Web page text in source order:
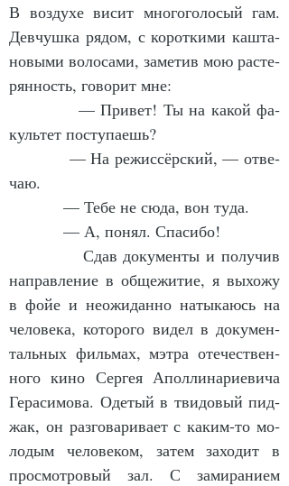
В воз­ду­хе ви­сит мно­го­го­ло­сый гам.
Дев­чуш­ка ря­дом, с ко­рот­ки­ми каш­та­
но­вы­ми во­ло­са­ми, за­ме­тив мою рас­те­
рян­ность, го­во­рит мне:
куль­тет по­сту­па­ешь?
чаю.
            — Те­бе не сю­да, вон ту­да.
            — А, по­нял. Спа­си­бо!
на­прав­ле­ние в об­ще­жи­тие, я вы­хо­жу
в фойе и не­ожи­дан­но на­ты­ка­юсь на
че­ло­ве­ка, ко­то­ро­го ви­дел в до­ку­мен­
таль­ных филь­мах, мэт­ра оте­чест­вен­
но­го ки­но Сер­гея Апол­ли­на­ри­е­ви­ча
Ге­ра­си­мо­ва. Оде­тый в тви­до­вый пид­
жак, он раз­го­ва­ри­ва­ет с ка­ким-то мо­
ло­дым че­ло­ве­ком, за­тем за­хо­дит в
про­смот­ро­вый зал. С за­ми­ра­ни­ем